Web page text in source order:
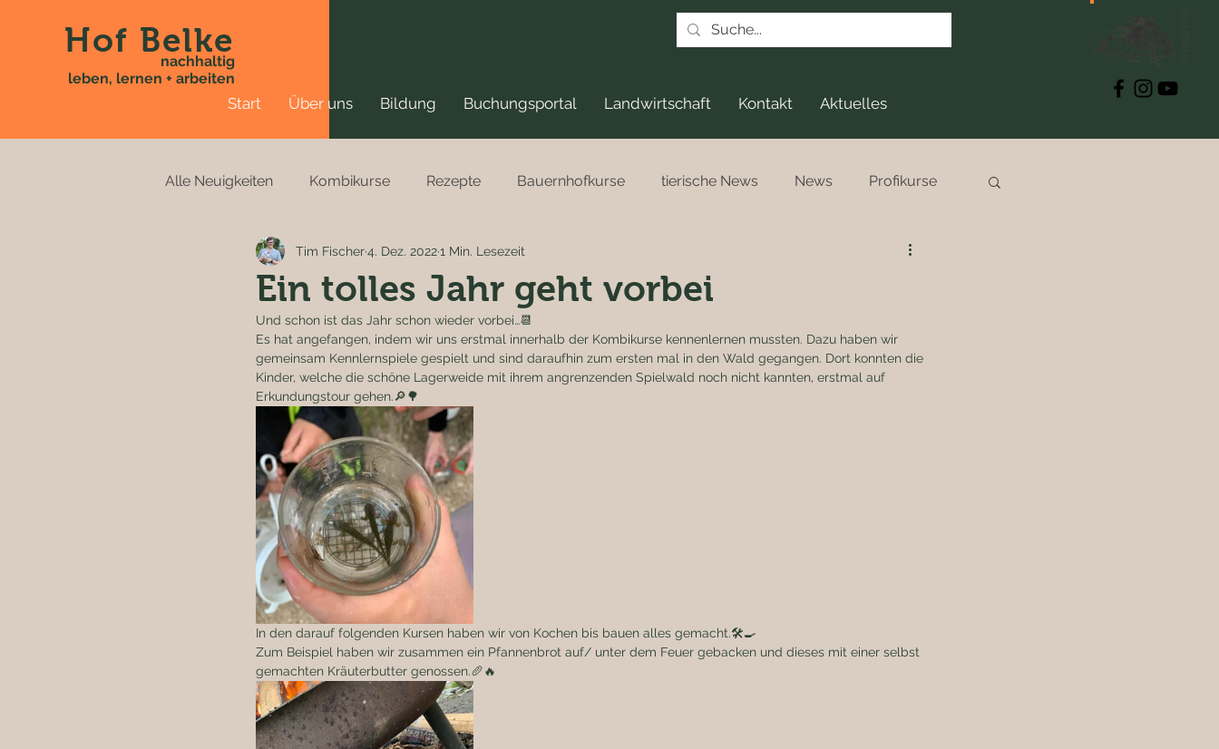
Hof Belke
nachhaltig
leben, lernen + arbeiten
Start Über uns Bildung Buchungsportal Landwirtschaft Kontakt Aktuelles
Alle Neuigkeiten Kombikurse Rezepte Bauernhofkurse tierische News News Profikurse
Ein tolles Jahr geht vorbei
Tim Fischer4. Dez. 20221 Min. Lesezeit
Und schon ist das Jahr schon wieder vorbei…📆
Es hat angefangen, indem wir uns erstmal innerhalb der Kombikurse kennenlernen mussten. Dazu haben wir
gemeinsam Kennlernspiele gespielt und sind daraufhin zum ersten mal in den Wald gegangen. Dort konnten die
Kinder, welche die schöne Lagerweide mit ihrem angrenzenden Spielwald noch nicht kannten, erstmal auf
Erkundungstour gehen.🔎🌳
In den darauf folgenden Kursen haben wir von Kochen bis bauen alles gemacht.🛠️🍳
Zum Beispiel haben wir zusammen ein Pfannenbrot auf/ unter dem Feuer gebacken und dieses mit einer selbst
gemachten Kräuterbutter genossen.🥖🔥